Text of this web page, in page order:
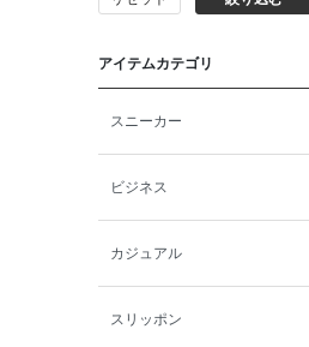
アイテムカテゴリ
スニーカー
ビジネス
カジュアル
スリッポン